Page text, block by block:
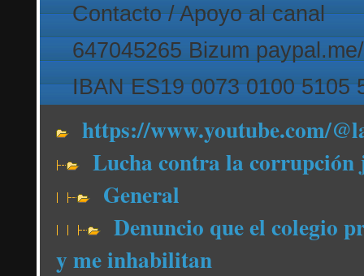
Contacto / Apoyo al canal
647045265 Bizum
IBAN ES19 0073 0100 5105
https://www.youtube.com/
Lucha contra la
General
Denuncio que el colegio
y me inhabilitan